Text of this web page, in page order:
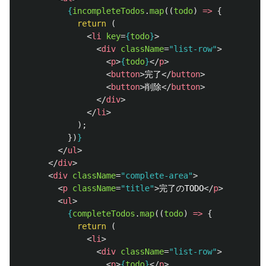
{incompleteTodos .map((todo) => {
return
(
<li key={todo}>
<div className="list-row">
<p>{todo}</p>
<button>完了</button>
<button>削除</button>
</div>
</li>
);
})}
</ul>
</div>
<div className="complete-area">
<p className="title">完了のTODO</p>
<ul>
{completeTodos .map((todo) => {
return
(
<li>
<div className="list-row">